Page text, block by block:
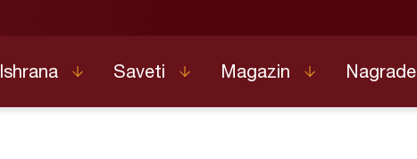
Ishrana Saveti Magazin Nagrade